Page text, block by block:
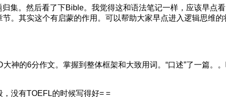
集。然后看了下Bible。我觉得这和语法笔记一样，应该早点
。其实这个有启蒙的作用。可以帮助大家早点进入逻辑思维的
神的6分作文。掌握到整体框架和大致用词。“口述”了一篇。
，没有TOEFL的时候写得好= =